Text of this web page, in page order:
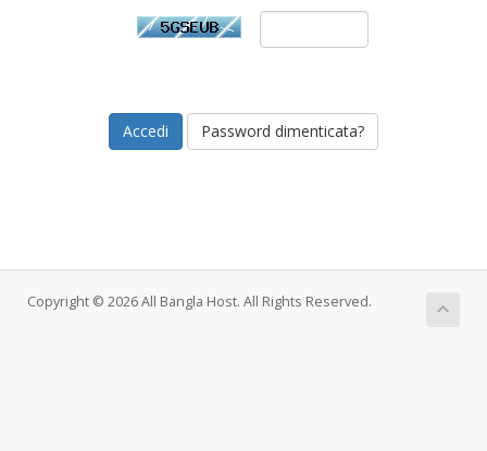
Password dimenticata?
Copyright © 2026 All Bangla Host. All Rights Reserved.